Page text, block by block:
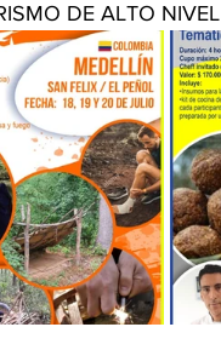
DE ALTO NIVEL